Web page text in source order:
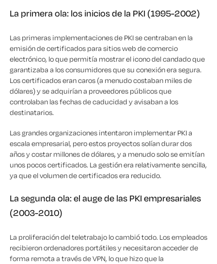
La primera ola: los inicios de la PKI (1995-2002)
Las primeras implementaciones de PKI se centraban en la
emisión de certificados para sitios web de comercio
electrónico, lo que permitía mostrar el icono del candado que
garantizaba a los consumidores que su conexión era segura.
Los certificados eran caros (a menudo costaban miles de
dólares) y se adquirían a proveedores públicos que
controlaban las fechas de caducidad y avisaban a los
destinatarios.
Las grandes organizaciones intentaron implementar PKI a
escala empresarial, pero estos proyectos solían durar dos
años y costar millones de dólares, y a menudo solo se emitían
unos pocos certificados. La gestión era relativamente sencilla,
ya que el volumen de certificados era reducido.
La segunda ola: el auge de las PKI empresariales
(2003-2010)
La proliferación del teletrabajo lo cambió todo. Los empleados
recibieron ordenadores portátiles y necesitaron acceder de
forma remota a través de VPN, lo que hizo que la